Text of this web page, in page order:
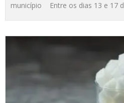
município Entre os dias 13 e 17 d